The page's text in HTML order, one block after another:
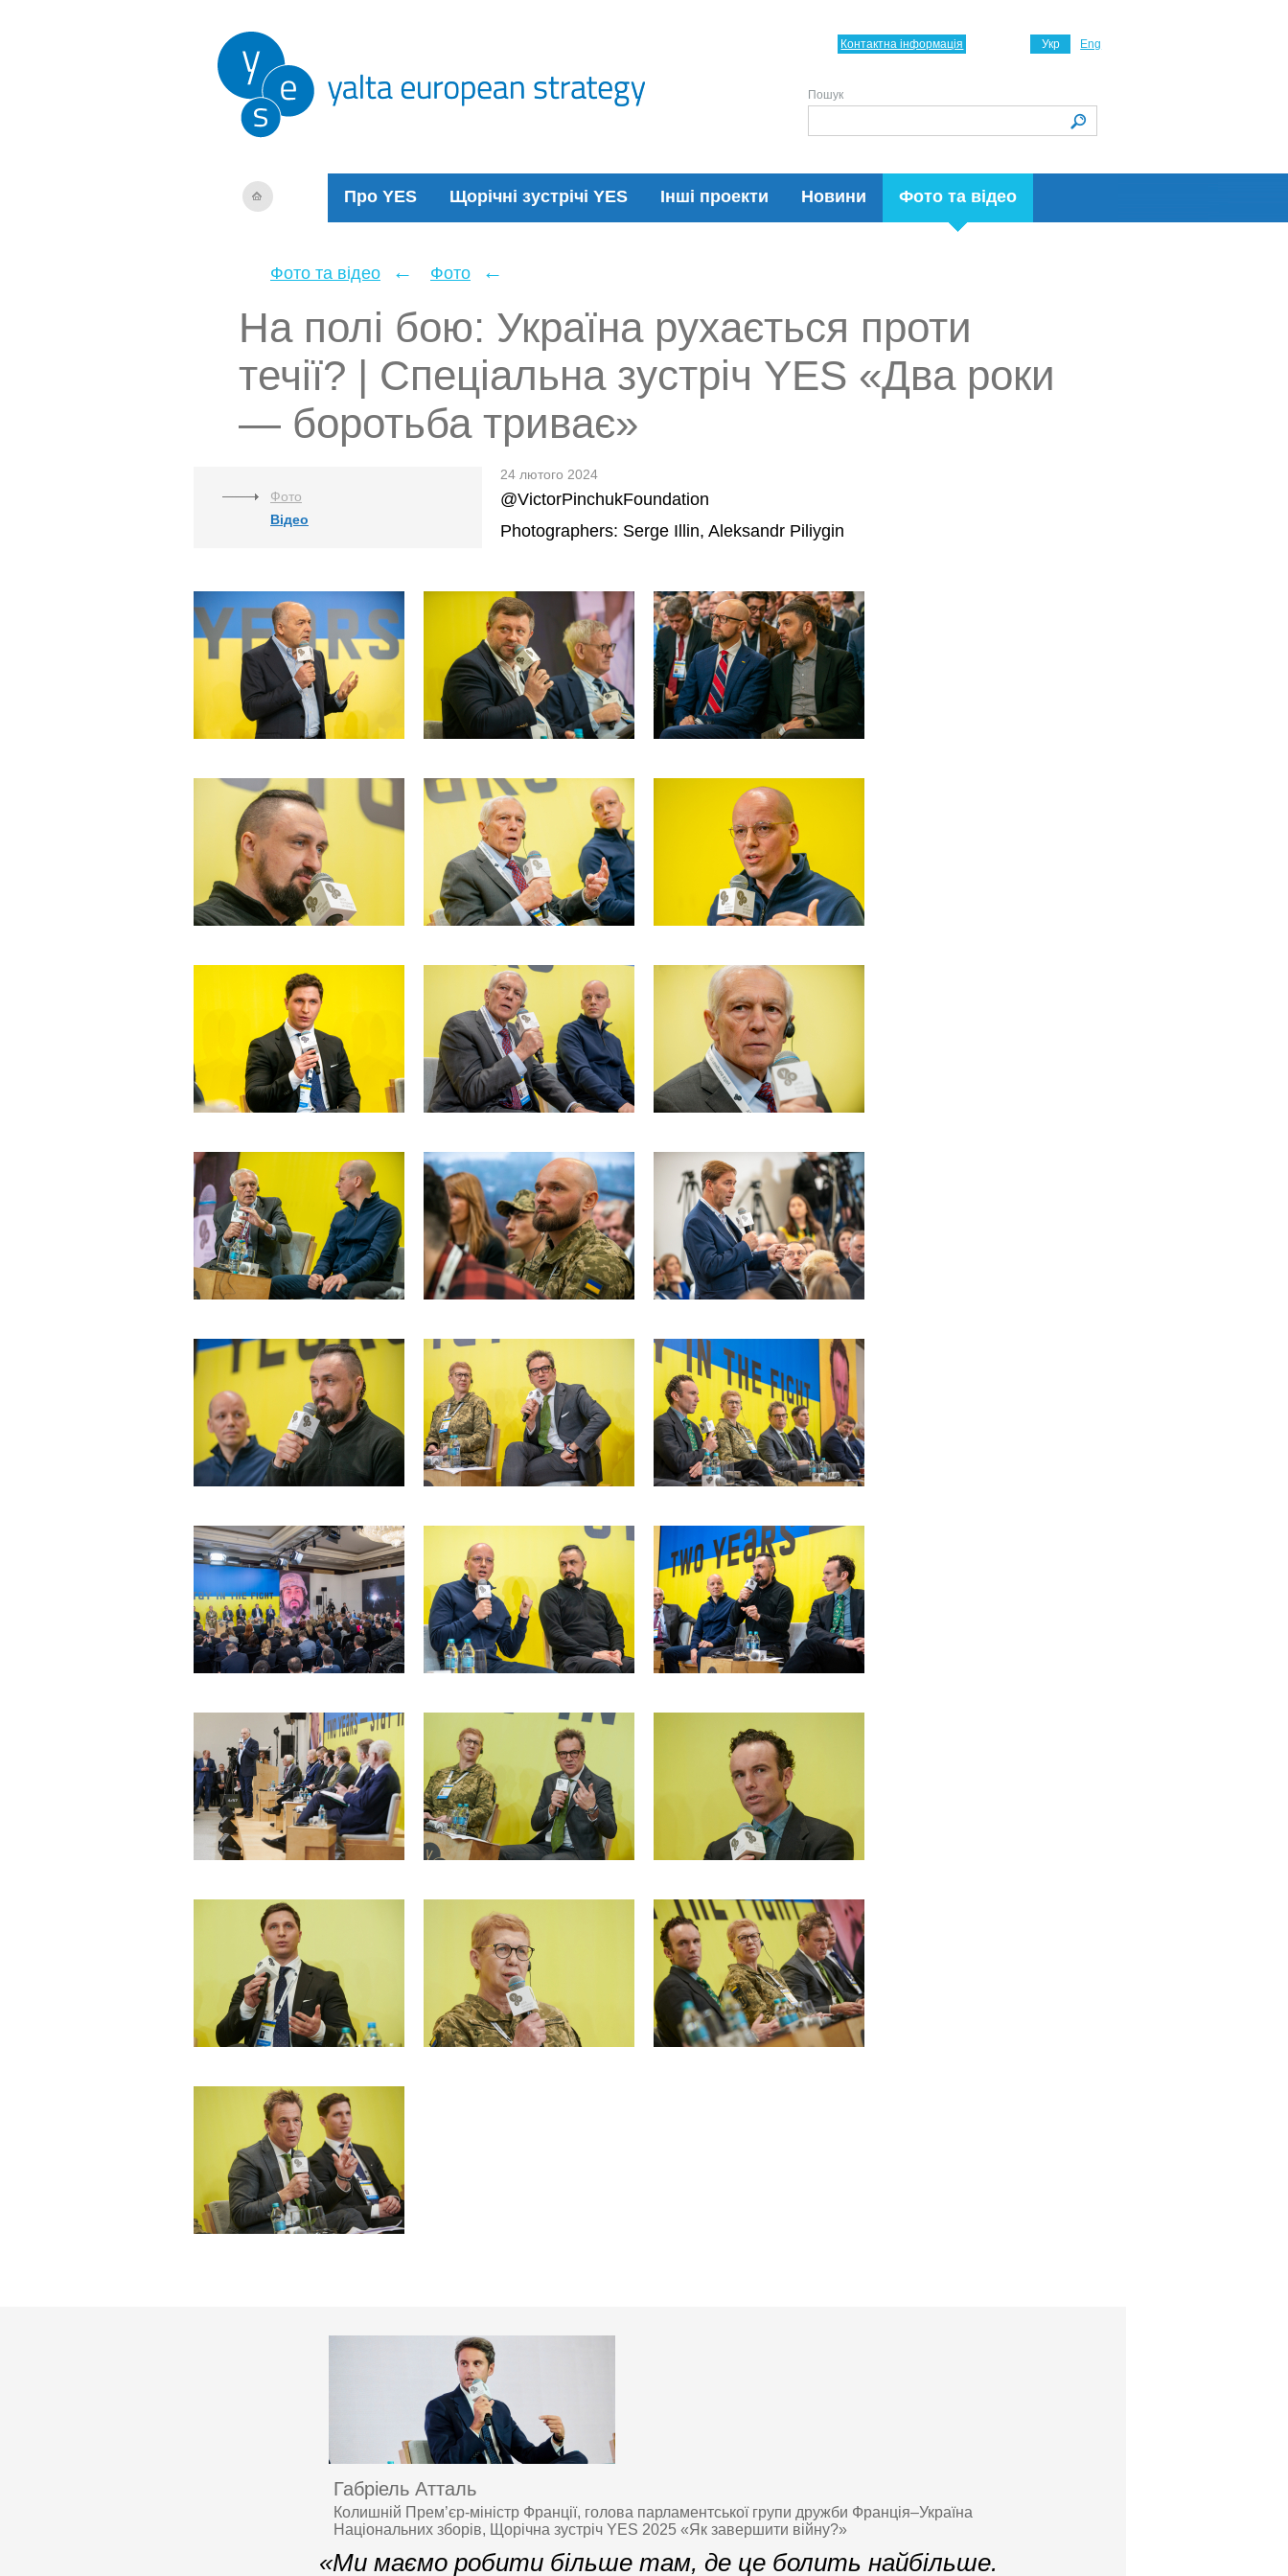
Про YES Щорічні зустрічі YES Інші проекти Новини Фото та відео
Укр Eng
Контактна інформація
Пошук
Фото та відео ← Фото ←
На полі бою: Україна рухається проти
течії? | Спеціальна зустріч YES «Два роки
— боротьба триває»
Фото
Відео
24 лютого 2024
@VictorPinchukFoundation
Photographers: Serge Illin, Aleksandr Piliygin
Габріель Атталь
Колишній Прем’єр-міністр Франції, голова парламентської групи дружби Франція–Україна
Національних зборів, Щорічна зустріч YES 2025 «Як завершити війну?»
«Ми маємо робити більше там, де це болить найбільше.